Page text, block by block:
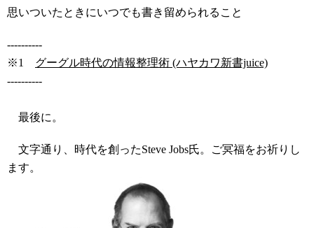
思いついたときにいつでも書き留められること
----------
※1 グーグル時代の情報整理術 (ハヤカワ新書juice)
----------
最後に。
文字通り、時代を創ったSteve Jobs氏。ご冥福をお祈りし
ます。